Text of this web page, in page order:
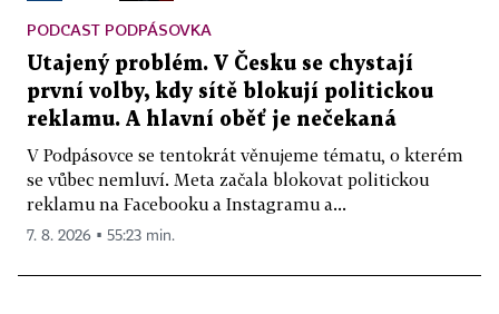
PODCAST PODPÁSOVKA
Utajený problém. V Česku se chystají
první volby, kdy sítě blokují politickou
reklamu. A hlavní oběť je nečekaná
V Podpásovce se tentokrát věnujeme tématu, o kterém
se vůbec nemluví. Meta začala blokovat politickou
reklamu na Facebooku a Instagramu a...
7. 8. 2026 ▪ 55:23 min.